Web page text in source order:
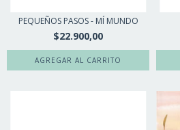
PEQUEÑOS PASOS - MÍ MUNDO
$22.900,00